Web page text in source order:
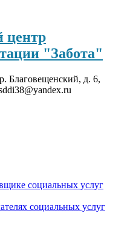
"Забота"
Благовещенский, д. 6,
социальных услуг
социальных услуг